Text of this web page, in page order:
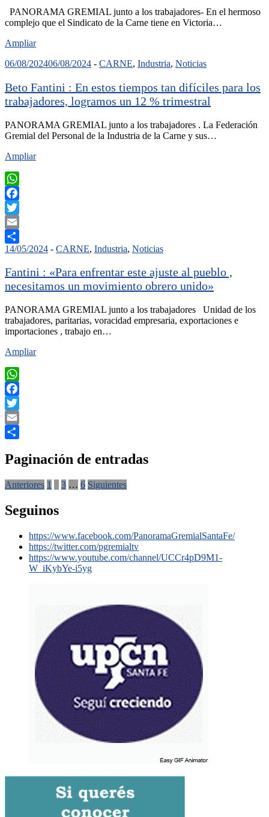
PANORAMA GREMIAL junto a los trabajadores- En el hermoso
complejo que el Sindicato de la Carne tiene en Victoria…
Ampliar
06/08/202406/08/2024 - CARNE, Industria, Noticias
Beto Fantini : En estos tiempos tan difíciles para los
trabajadores, logramos un 12 % trimestral
PANORAMA GREMIAL junto a los trabajadores . La Federación
Gremial del Personal de la Industria de la Carne y sus…
Ampliar
WhatsApp
Facebook
Twitter
Email
Compartir
14/05/2024 - CARNE, Industria, Noticias
Fantini : «Para enfrentar este ajuste al pueblo ,
necesitamos un movimiento obrero unido»
PANORAMA GREMIAL junto a los trabajadores Unidad de los
trabajadores, paritarias, voracidad empresaria, exportaciones e
importaciones , trabajo en…
Ampliar
WhatsApp
Facebook
Twitter
Email
Paginación de entradas
Anteriores 1 3 … 6 Siguientes
Seguinos
https://www.facebook.com/PanoramaGremialSantaFe/
https://twitter.com/pgremialtv
https://www.youtube.com/channel/UCCr4pD9M1-
W_iKybYe-i5yg